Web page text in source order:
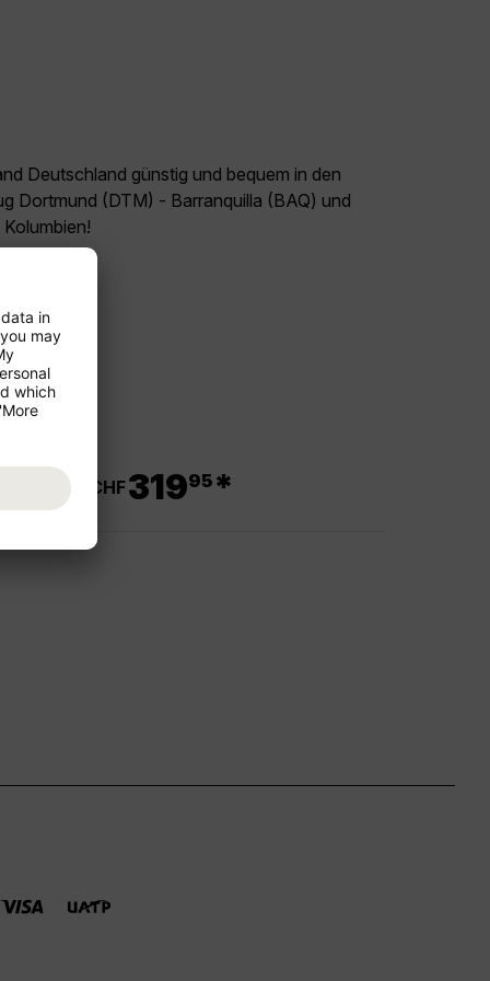
Deutschland günstig und bequem in den
Dortmund (DTM) - Barranquilla (BAQ) und
ab CHF31995 *